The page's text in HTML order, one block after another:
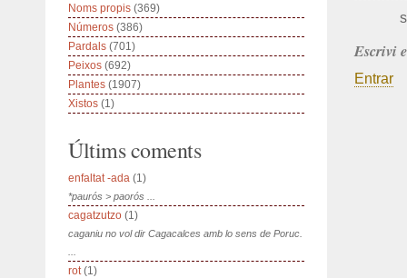
Escrivi
Entrar
Noms propis (369)
Números (386)
Pardals (701)
Peixos (692)
Plantes (1907)
Xistos (1)
Últims coments
enfaltat -ada (1)
*paurós > paorós ...
cagatzutzo (1)
caganiu no vol dir Cagacalces amb lo sens de Poruc.
rot(1)